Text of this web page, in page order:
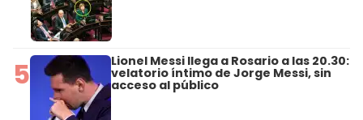
5 Lionel Messi llega a Rosario a las 20.30:
velatorio íntimo de Jorge Messi, sin
acceso al público